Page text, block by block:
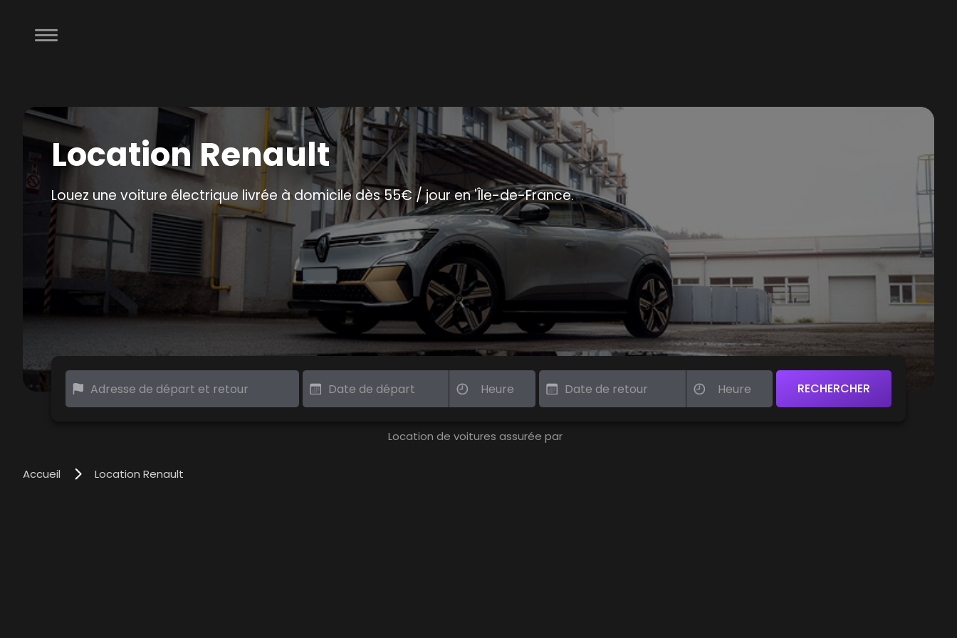
Location Renault
Louez une voiture électrique livrée à domicile dès 55€ / jour en 'Île-de-France.
Location de voitures assurée par
Accueil Location Renault